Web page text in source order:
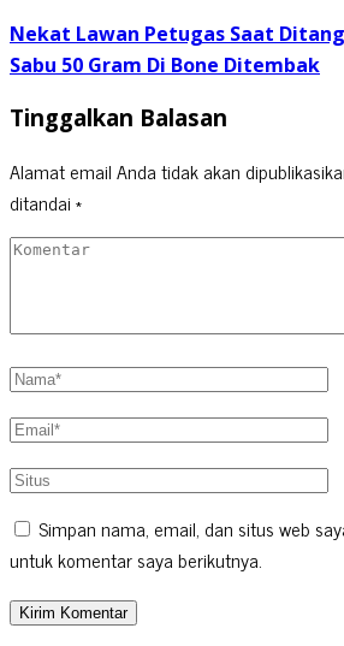
Nekat Lawan Petugas Saat
Sabu 50 Gram Di Bone Ditembak
Tinggalkan Balasan
Alamat email Anda tidak akan
ditandai*
Simpan nama, email, dan situs web
untuk komentar saya berikutnya.